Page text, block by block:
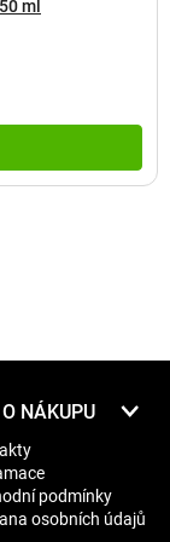
ml
NÁKUPU
podmínky
osobních údajů